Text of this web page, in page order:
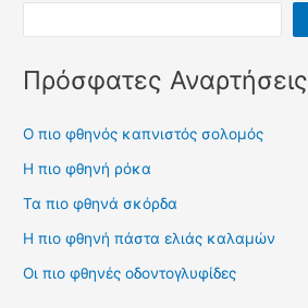
Πρόσφατες Αναρτήσεις
Ο πιο φθηνός καπνιστός σολομός
Η πιο φθηνή ρόκα
Τα πιο φθηνά σκόρδα
Η πιο φθηνή πάστα ελιάς καλαμών
Οι πιο φθηνές οδοντογλυφίδες